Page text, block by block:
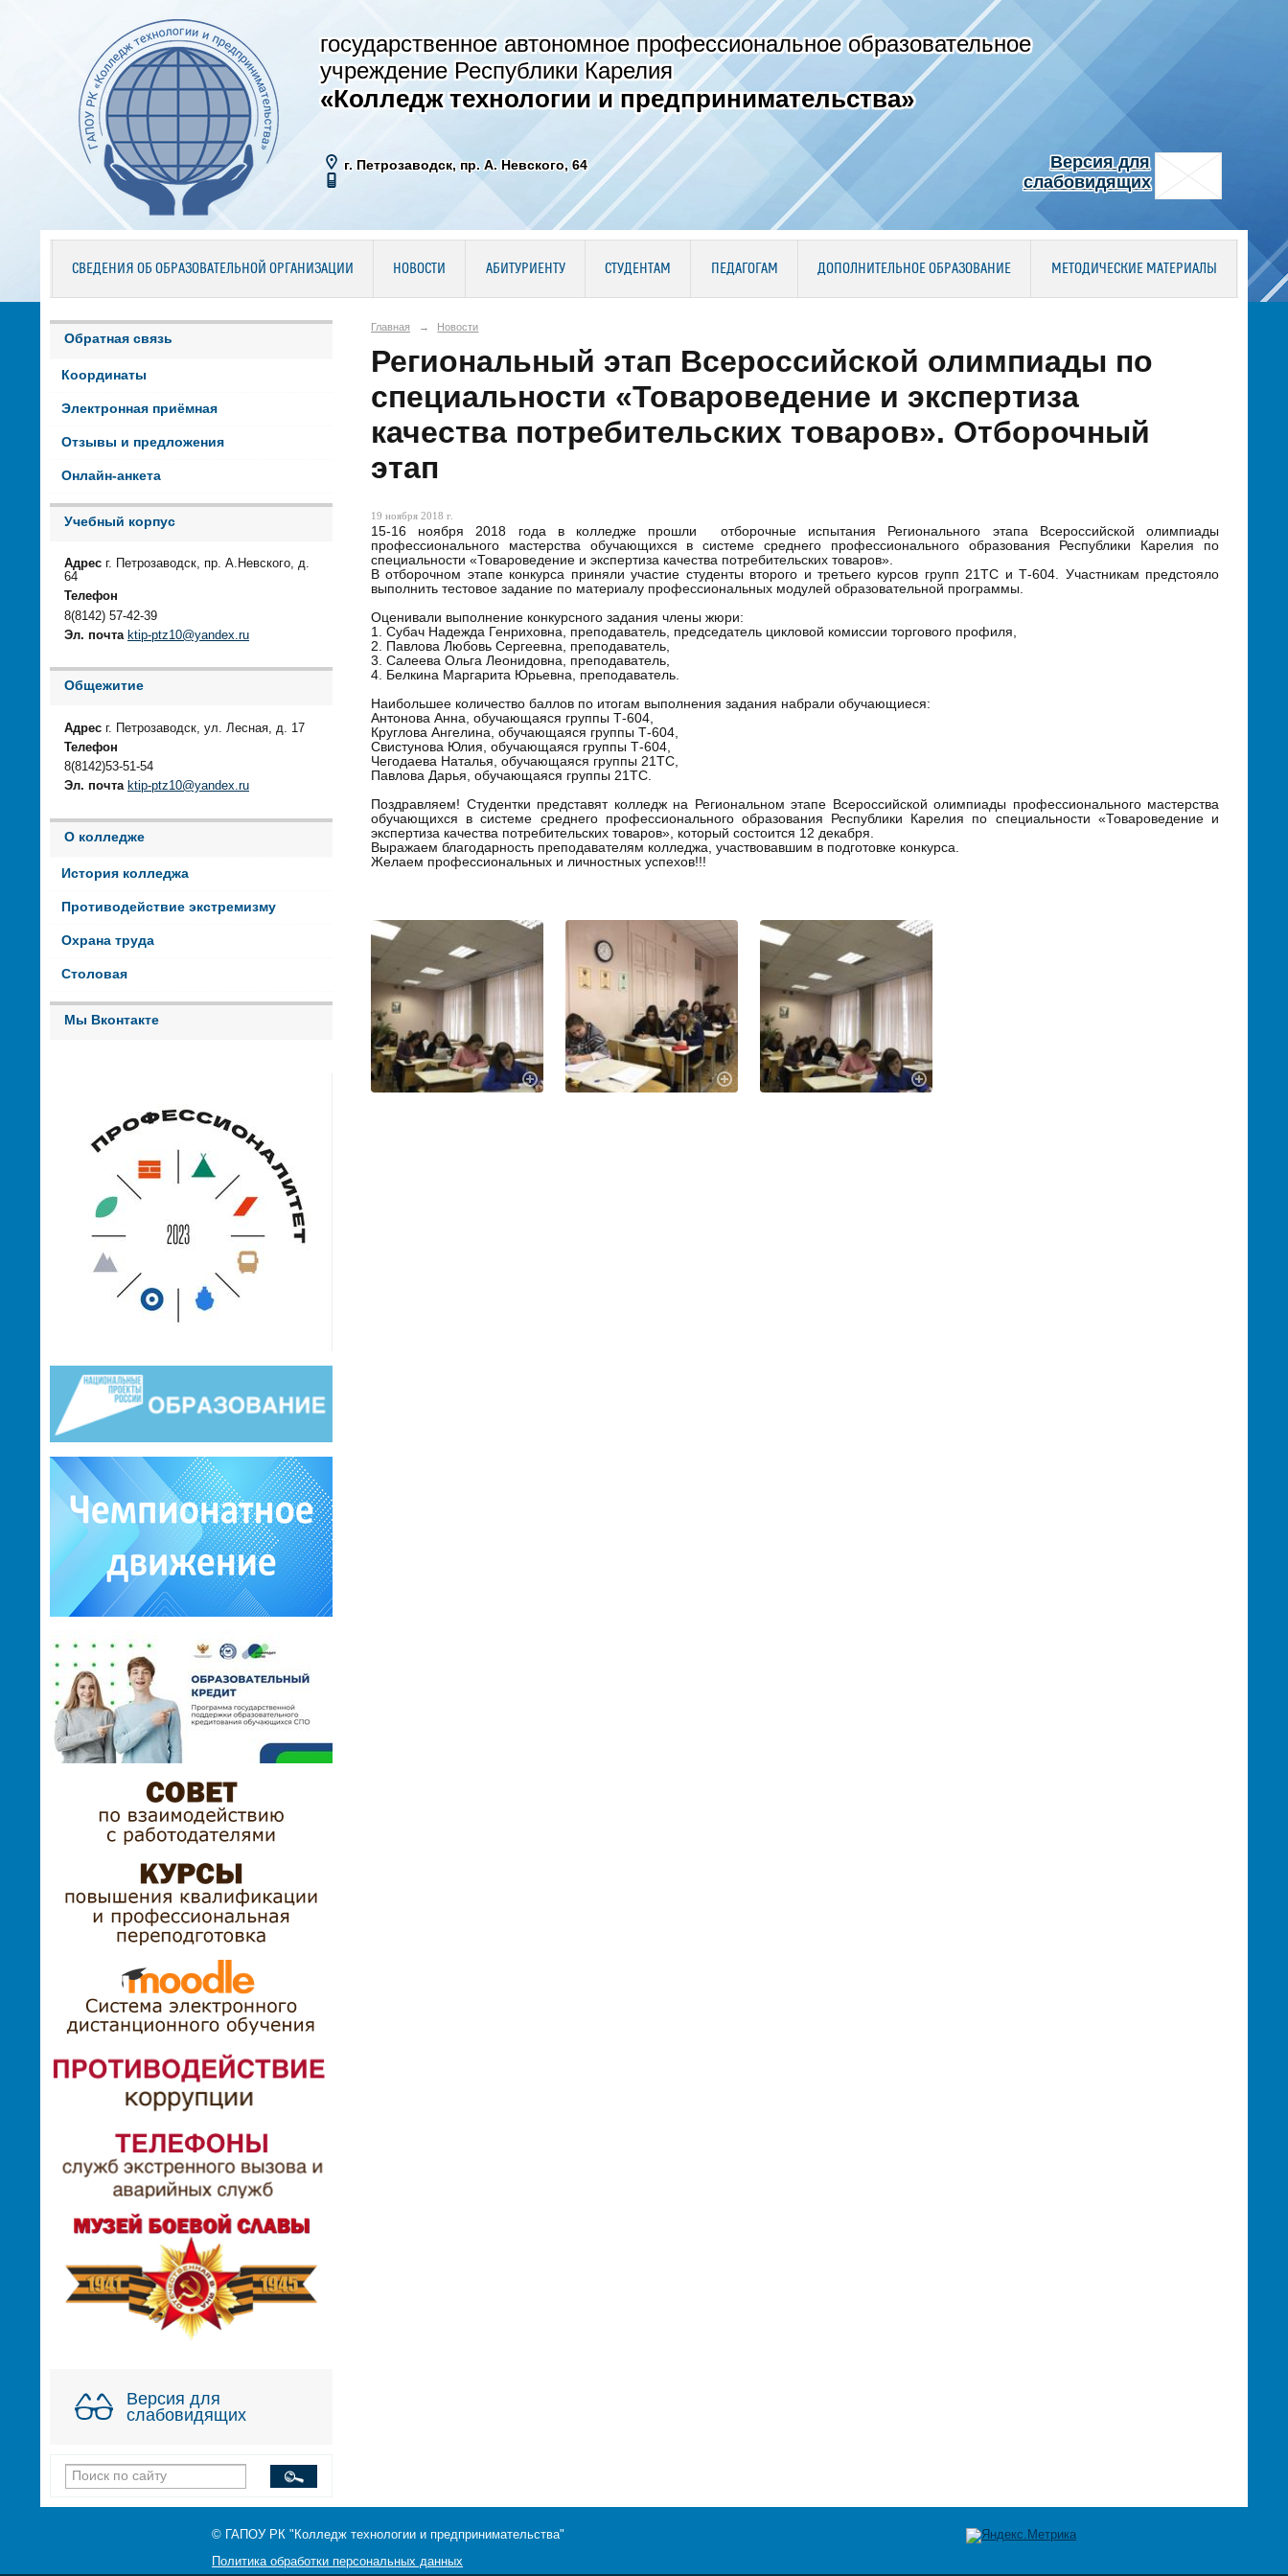
государственное автономное профессиональное образовательное
учреждение Республики Карелия
«Колледж технологии и предпринимательства»
г. Петрозаводск, пр. А. Невского, 64
Версия для
слабовидящих
СВЕДЕНИЯ ОБ ОБРАЗОВАТЕЛЬНОЙ ОРГАНИЗАЦИИ НОВОСТИ АБИТУРИЕНТУ СТУДЕНТАМ ПЕДАГОГАМ ДОПОЛНИТЕЛЬНОЕ ОБРАЗОВАНИЕ МЕТОДИЧЕСКИЕ МАТЕРИАЛЫ
Обратная связь
Координаты
Электронная приёмная
Отзывы и предложения
Онлайн-анкета
Учебный корпус
Адрес г. Петрозаводск, пр. А.Невского, д.
64
Телефон
8(8142) 57-42-39
Эл. почта ktip-ptz10@yandex.ru
Общежитие
Адрес г. Петрозаводск, ул. Лесная, д. 17
Телефон
8(8142)53-51-54
Эл. почта ktip-ptz10@yandex.ru
О колледже
История колледжа
Противодействие экстремизму
Охрана труда
Столовая
Мы Вконтакте
Версия для
слабовидящих
Главная → Новости
Региональный этап Всероссийской олимпиады по
специальности «Товароведение и экспертиза
качества потребительских товаров». Отборочный
этап
19 ноября 2018 г.
15-16 ноября 2018 года в колледже прошли отборочные испытания Регионального этапа Всероссийской олимпиады
профессионального мастерства обучающихся в системе среднего профессионального образования Республики Карелия по
специальности «Товароведение и экспертиза качества потребительских товаров».
В отборочном этапе конкурса приняли участие студенты второго и третьего курсов групп 21ТС и Т-604. Участникам предстояло
выполнить тестовое задание по материалу профессиональных модулей образовательной программы.
Оценивали выполнение конкурсного задания члены жюри:
1. Субач Надежда Генриховна, преподаватель, председатель цикловой комиссии торгового профиля,
2. Павлова Любовь Сергеевна, преподаватель,
3. Салеева Ольга Леонидовна, преподаватель,
4. Белкина Маргарита Юрьевна, преподаватель.
Наибольшее количество баллов по итогам выполнения задания набрали обучающиеся:
Антонова Анна, обучающаяся группы Т-604,
Круглова Ангелина, обучающаяся группы Т-604,
Свистунова Юлия, обучающаяся группы Т-604,
Чегодаева Наталья, обучающаяся группы 21ТС,
Павлова Дарья, обучающаяся группы 21ТС.
Поздравляем! Студентки представят колледж на Региональном этапе Всероссийской олимпиады профессионального мастерства
обучающихся в системе среднего профессионального образования Республики Карелия по специальности «Товароведение и
экспертиза качества потребительских товаров», который состоится 12 декабря.
Выражаем благодарность преподавателям колледжа, участвовавшим в подготовке конкурса.
Желаем профессиональных и личностных успехов!!!
© ГАПОУ РК "Колледж технологии и предпринимательства"
Политика обработки персональных данных